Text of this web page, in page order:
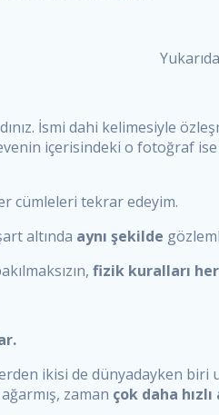
İsmi dahi kelimesiyle
içerisindeki o fotoğraf ise
cümleleri tekrar edeyim.
altında aynı şekilde
fizik kuralları
ikisi de dünyadayken biri
zaman çok daha hızlı